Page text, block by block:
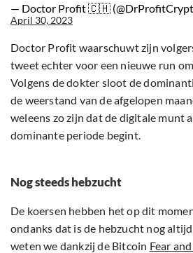
— Doctor Profit 🇨🇭
April 30, 2023
Doctor Profit waarschuwt zijn
tweet echter voor een nieuwe run
Volgens de dokter sloot de
de weerstand van de afgelopen
weleens zo zijn dat de digitale munt
dominante periode begint.
Nog steeds hebzucht
De koersen hebben het op dit
ondanks dat is de hebzucht nog
weten we dankzij de Bitcoin Fear